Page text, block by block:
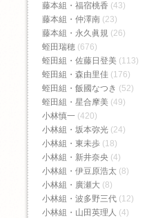
藤本組・福宿桃香‬ (43)
藤本組・仲澤南 (23)
藤本組・永久眞規 (26)
蛭田瑞穂 (676)
蛭田組・佐藤日登美 (113)
蛭田組・森由里佳 (176)
蛭田組・飯國なつき (52)
蛭田組・星合摩美 (49)
小林慎一 (420)
小林組・坂本弥光 (24)
小林組・東未歩 (18)
小林組・新井奈央 (4)
小林組・伊豆原浩太 (8)
小林組・廣瀬大 (8)
小林組・波多野三代 (12)
小林組・山田英理人 (4)